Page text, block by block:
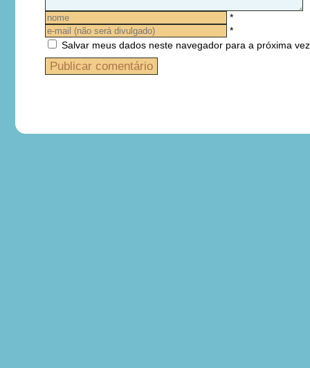
*
*
Salvar meus dados neste navegador para a próxima